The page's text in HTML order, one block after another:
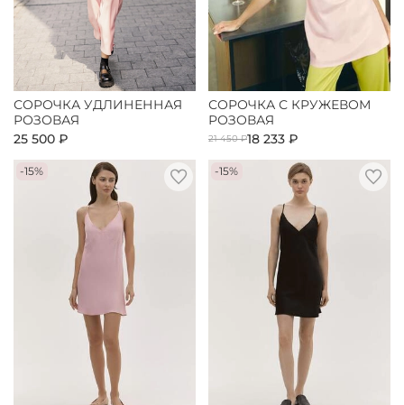
СОРОЧКА УДЛИНЕННАЯ
РОЗОВАЯ
25 500 ₽
СОРОЧКА С КРУЖЕВОМ
РОЗОВАЯ
21 450 ₽18 233 ₽
-15% -15%